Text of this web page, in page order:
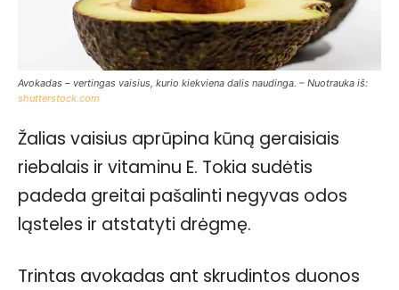
Avokadas – vertingas vaisius, kurio kiekviena dalis naudinga. – Nuotrauka iš:
shutterstock.com
Žalias vaisius aprūpina kūną geraisiais
riebalais ir vitaminu E. Tokia sudėtis
padeda greitai pašalinti negyvas odos
ląsteles ir atstatyti drėgmę.
Trintas avokadas ant skrudintos duonos